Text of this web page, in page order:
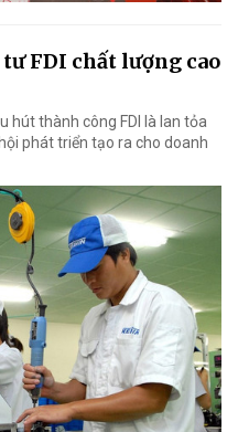
FDI chất lượng cao
hút thành công FDI là lan tỏa
phát triển tạo ra cho doanh